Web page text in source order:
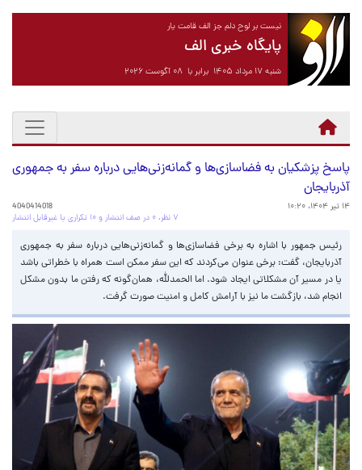
نیست بر لوح دلم جز الف قامت یار
پایگاه خبری الف
شنبه ۱۷ مرداد ۱۴۰۵ برابر با ۰۸ آگوست ۲۰۲۶
پاسخ پزشکیان به فضاسازی‌ها و گمانه‌زنی‌هایی درباره سفر به جمهوری
آذربایجان
۱۴ تیر ۱۴۰۴، ۱۰:۲۰
4040414018
۷ نظر، ۰ در صف انتشار و ۱۰ تکراری یا غیرقابل انتشار
رئیس جمهور با اشاره به برخی فضاسازی‌ها و گمانه‌زنی‌هایی درباره سفر به جمهوری
آذربایجان، گفت: برخی عنوان می‌کردند که این سفر ممکن است همراه با خطراتی باشد
یا در مسیر آن مشکلاتی ایجاد شود. اما الحمدلله، همان‌گونه که رفتن ما بدون مشکل
انجام شد، بازگشت ما نیز با آرامش کامل و امنیت صورت گرفت.